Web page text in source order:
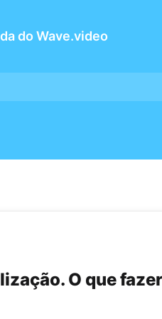
do Wave.video
O que